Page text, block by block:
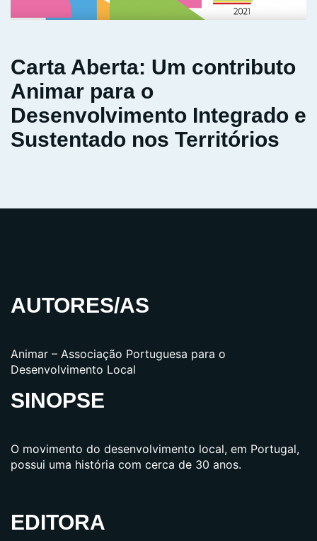
Carta Aberta: Um contributo
Animar para o
Desenvolvimento Integrado e
Sustentado nos Territórios
AUTORES/AS
Animar – Associação Portuguesa para o
Desenvolvimento Local
SINOPSE
O movimento do desenvolvimento local, em Portugal,
possui uma história com cerca de 30 anos.
EDITORA